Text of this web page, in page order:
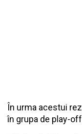
În urma acestui
în grupa de play-